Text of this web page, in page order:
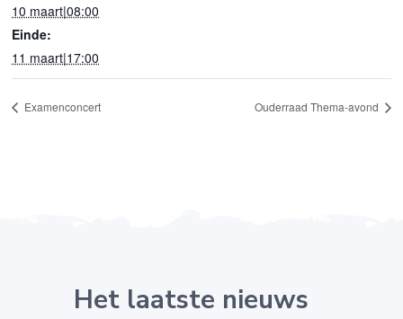
10 maart|08:00
Einde:
11 maart|17:00
Examenconcert Ouderraad Thema-avond
Het laatste nieuws